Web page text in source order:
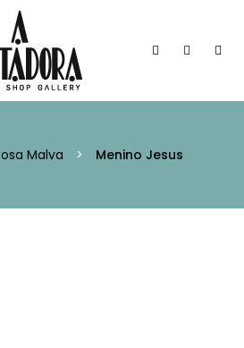
Malva > Menino Jesus